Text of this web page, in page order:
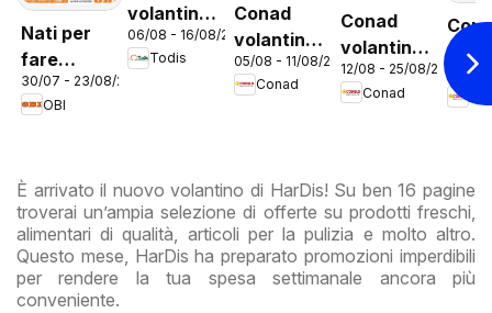
Nati per
fare
estate
30/07 - 23/08/2026
OBI
volantino
Lazio
06/08 - 16/08/2026
Todis
Conad
volantino
Convenienza
Più Lazio
05/08 - 11/08/2026
Conad
Conad
volantino
City Lazio
12/08 - 25/08/2026
Conad
City
12/
È arrivato il nuovo volantino di HarDis! Su ben 16 pagine
troverai un’ampia selezione di offerte su prodotti freschi,
alimentari di qualità, articoli per la pulizia e molto altro.
Questo mese, HarDis ha preparato promozioni imperdibili
per rendere la tua spesa settimanale ancora più
conveniente.